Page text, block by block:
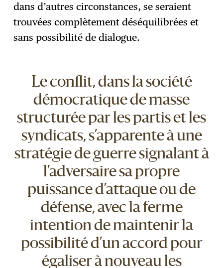
dans d’autres circonstances, se seraient
trouvées complètement déséquilibrées et
sans possibilité de dialogue.
Le conflit, dans la société
démocratique de masse
structurée par les partis et les
syndicats, s’apparente à une
stratégie de guerre signalant à
l’adversaire sa propre
puissance d’attaque ou de
défense, avec la ferme
intention de maintenir la
possibilité d’un accord pour
égaliser à nouveau les